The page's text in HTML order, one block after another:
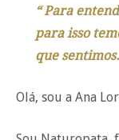
“ Para
para isso
que
Olá, sou a Ana